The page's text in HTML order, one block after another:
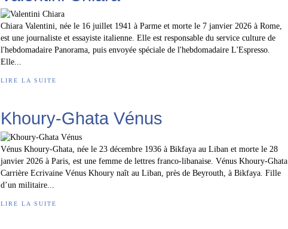
Chiara Valentini, née le 16 juillet 1941 à Parme et morte le 7 janvier 2026 à Rome,
est une journaliste et essayiste italienne. Elle est responsable du service culture de
l'hebdomadaire Panorama, puis envoyée spéciale de l'hebdomadaire L'Espresso.
Elle...
LIRE LA SUITE
Khoury-Ghata Vénus
Vénus Khoury-Ghata, née le 23 décembre 1936 à Bikfaya au Liban et morte le 28
janvier 2026 à Paris, est une femme de lettres franco-libanaise. Vénus Khoury-Ghata
Carrière Ecrivaine Vénus Khoury naît au Liban, près de Beyrouth, à Bikfaya. Fille
d’un militaire...
LIRE LA SUITE